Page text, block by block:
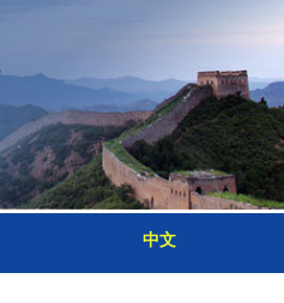
中文